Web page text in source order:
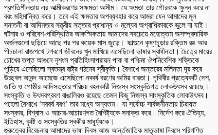
প্রগতিশীলতায় এর আত্মীকরণের সক্ষমতা অসীম। যে ক্ষমতা তার গৌরবকে ক্ষুন্ন করে না
বরং মহিমান্বিত করে। তবে এই ক্ষমতার অপব্যবহার করে আমরা যেন আমাদের মূল
সনাতনী বা আদিমতার সত্ত্বীয় সত্তার প্রাধান্য ও মূল্যের অগ্রাধিকারকে ভুলে না যাই।
ঘটনার ও পরিবেশ-পরিস্থিতির আকস্মিকতায় আমাদের সবচেয়ে মহোত্তম অসম্প্রদায়িক
অর্জনগুলো ছড়িয়ে আছে পর পর কয়েক মাস জুড়ে। ফাল্গুনে কৃষ্ণচূড়ার রক্তিম রঙ আর
পীচঢালা রাজপথে টগবগে জীবনের খুন মাখিয়ে এসেছিলো ভাষার স্বাধীনতা। চৈত্রে মায়ের
চোখের তপ্ত আগুনে নৃশংস প্রতিহিংসাপরায়ন পাক বা পশ্চিমা ঔপনিবেশিক শক্তিকে
পুড়িয়ে এসেছিলো স্বতন্ত্র রাষ্ট্র গঠনের স্বীকৃতি। বৈশাখে অন্তরের মলিনতা দূর করে
উচ্ছ্বল আনন্দ আমেজে এসেছিলো নববর্ষ বরণের অমিয় বারতা। পৃথিবীর প্রত্যেকটি দেশ,
জাতি ও গোষ্ঠীর আদিসত্তার পরিচয় বহনকারী নিজস্ব সংস্কৃতিগত লোকউৎসব রয়েছে।
সংস্কৃতি ও উৎসবপ্রবণ বাঙালিরও রয়েছে তেমন কিছু নিজস্ব সাংস্কৃতিক লোকউৎসব।
পহেলা বৈশাখে ‘নববর্ষ বরণ’ তার মধ্যে অন্যতম। যা সর্বোচ্চ সার্বজনীনতায় চিরায়ত
সংস্কার, বিশ্বাস ও আচার-আচারণগত বৈশিষ্ট্যকে সনাক্ত করে। নির্দেশ করে ঐতিহ্য,
ইতিহাস, কৃষ্টি ও সংস্কৃতির স্বকীয় মাধূর্য্যকে।
গুরুত্বের বিবেচনায় আমাদের ভাষা দিবস আজ আর্ন্তজাতিক মাতৃভাষা দিবসে পরিগণিত